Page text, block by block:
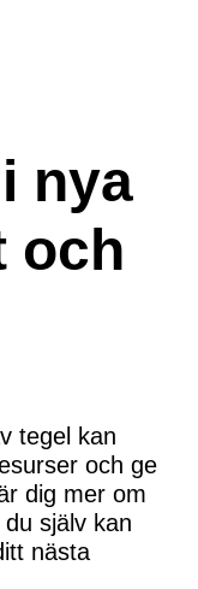
nya
och
tegel kan
och ge
dig mer om
själv kan
nästa